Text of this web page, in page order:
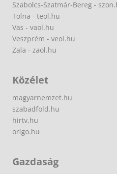
Szabolcs-Szatmár-Bereg -
Tolna - teol.hu
Vas - vaol.hu
Veszprém - veol.hu
Zala - zaol.hu
Közélet
magyarnemzet.hu
szabadfold.hu
hirtv.hu
origo.hu
Gazdaság